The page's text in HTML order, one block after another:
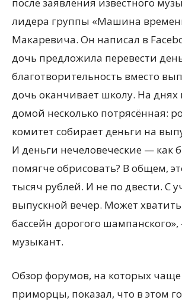
лидера группы «Машина
Макаревича. Он написал в
дочь предложила перевести
благотворительность вместо
дочь оканчивает школу. На днях
домой несколько потрясённая:
комитет собирает деньги на
И деньги нечеловеческие — как
помягче обрисовать? В общем,
тысяч рублей. И не по двести. С
выпускной вечер. Может
бассейн дорогого шампанского»,
музыкант.
Обзор форумов, на которых
приморцы, показал, что в этом